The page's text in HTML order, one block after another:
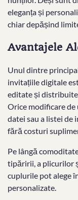
eleganța și
chiar depășind
Avantajele
Unul dintre
invitațiile digitale
editate și
Orice modificare de
datei sau a listei de
fără costuri
Pe lângă
tipăririi, a plicurilor
cuplurile pot alege
personalizate.